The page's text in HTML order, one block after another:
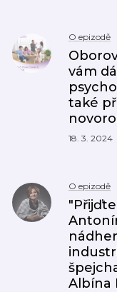
O epizodě
vám
také
18. 3. 2024
O epizodě
Albína